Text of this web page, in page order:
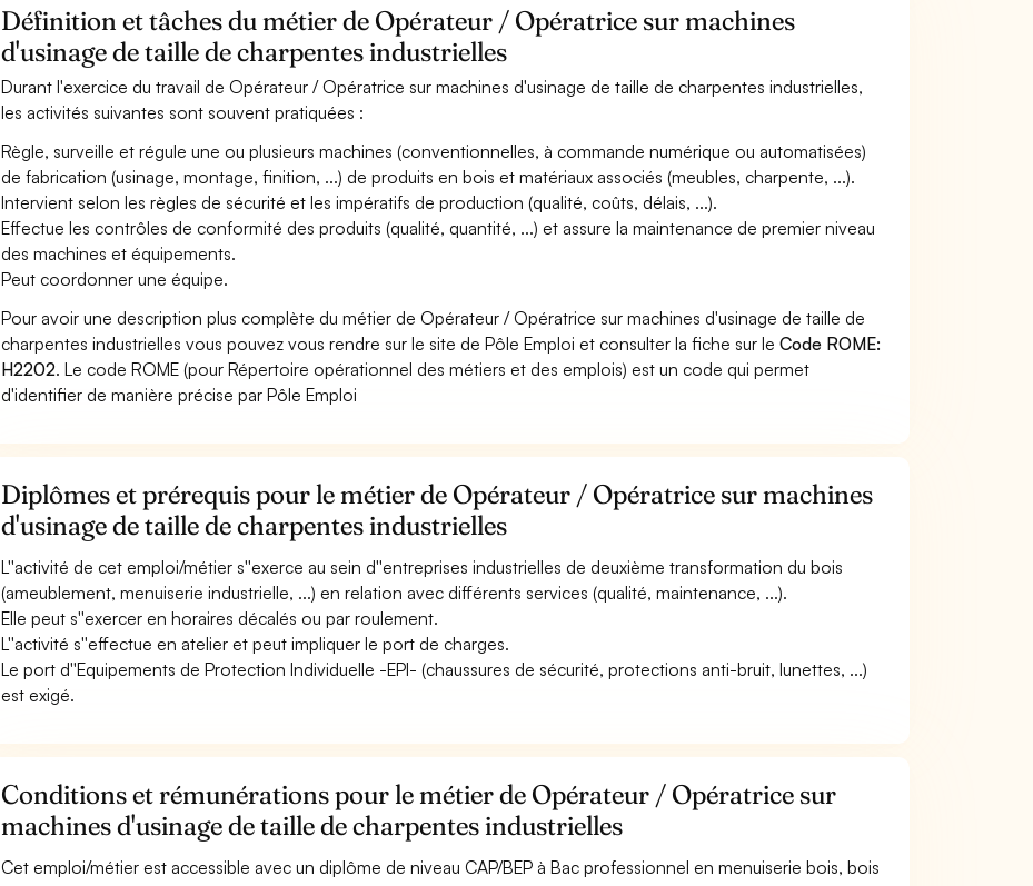
Définition et tâches du métier de Opérateur / Opératrice sur machines
d'usinage de taille de charpentes industrielles
Durant l'exercice du travail de Opérateur / Opératrice sur machines d'usinage de taille de charpentes industrielles,
les activités suivantes sont souvent pratiquées :
Règle, surveille et régule une ou plusieurs machines (conventionnelles, à commande numérique ou automatisées)
de fabrication (usinage, montage, finition, ...) de produits en bois et matériaux associés (meubles, charpente, ...).
Intervient selon les règles de sécurité et les impératifs de production (qualité, coûts, délais, ...).
Effectue les contrôles de conformité des produits (qualité, quantité, ...) et assure la maintenance de premier niveau
des machines et équipements.
Peut coordonner une équipe.
Pour avoir une description plus complète du métier de Opérateur / Opératrice sur machines d'usinage de taille de
charpentes industrielles vous pouvez vous rendre sur le site de Pôle Emploi et consulter la fiche sur leCode ROME:
H2202. Le code ROME (pour Répertoire opérationnel des métiers et des emplois) est un code qui permet
d'identifier de manière précise par Pôle Emploi
Diplômes et prérequis pour le métier de Opérateur / Opératrice sur machines
d'usinage de taille de charpentes industrielles
L''activité de cet emploi/métier s''exerce au sein d''entreprises industrielles de deuxième transformation du bois
(ameublement, menuiserie industrielle, ...) en relation avec différents services (qualité, maintenance, ...).
Elle peut s''exercer en horaires décalés ou par roulement.
L''activité s''effectue en atelier et peut impliquer le port de charges.
Le port d''Equipements de Protection Individuelle -EPI- (chaussures de sécurité, protections anti-bruit, lunettes, ...)
est exigé.
Conditions et rémunérations pour le métier de Opérateur / Opératrice sur
machines d'usinage de taille de charpentes industrielles
Cet emploi/métier est accessible avec un diplôme de niveau CAP/BEP à Bac professionnel en menuiserie bois, bois